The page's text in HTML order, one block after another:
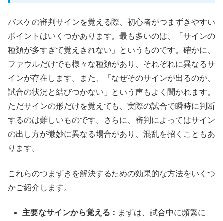
バスケの審判サインを覚える際、初心者がつまずきやすい
ポイントはいくつかあります。最も多いのは、「サインの
種類が多すぎて覚えきれない」というものです。確かに、
ファウルだけでも様々な種類があり、それぞれに異なるサ
インが存在します。また、「なぜそのサインが出るのか、
試合の状況と結びつかない」という声もよく聞かれます。
ただサインの形だけを覚えても、実際の試合で瞬時に判断
するのは難しいものです。さらに、審判によってはサイン
の出し方が微妙に異なる場合があり、混乱を招くこともあ
ります。
これらのつまずきを解決するための効果的な方法をいくつ
かご紹介します。
主要なサインから覚える： まずは、試合中に頻繁に